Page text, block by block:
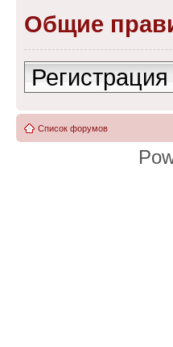
Общие
Регистрация
Список форумов